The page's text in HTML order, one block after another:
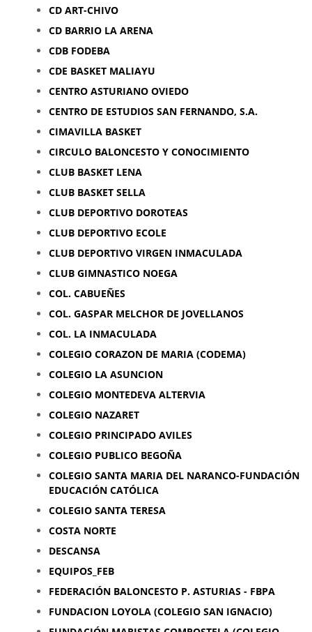
CD ART-CHIVO
CD BARRIO LA ARENA
CDB FODEBA
CDE BASKET MALIAYU
CENTRO ASTURIANO OVIEDO
CENTRO DE ESTUDIOS SAN FERNANDO, S.A.
CIMAVILLA BASKET
CIRCULO BALONCESTO Y CONOCIMIENTO
CLUB BASKET LENA
CLUB BASKET SELLA
CLUB DEPORTIVO DOROTEAS
CLUB DEPORTIVO ECOLE
CLUB DEPORTIVO VIRGEN INMACULADA
CLUB GIMNASTICO NOEGA
COL. CABUEÑES
COL. GASPAR MELCHOR DE JOVELLANOS
COL. LA INMACULADA
COLEGIO CORAZON DE MARIA (CODEMA)
COLEGIO LA ASUNCION
COLEGIO MONTEDEVA ALTERVIA
COLEGIO NAZARET
COLEGIO PRINCIPADO AVILES
COLEGIO PUBLICO BEGOÑA
COLEGIO SANTA MARIA DEL NARANCO-FUNDACIÓN
EDUCACIÓN CATÓLICA
COLEGIO SANTA TERESA
COSTA NORTE
DESCANSA
EQUIPOS_FEB
FEDERACIÓN BALONCESTO P. ASTURIAS - FBPA
FUNDACION LOYOLA (COLEGIO SAN IGNACIO)